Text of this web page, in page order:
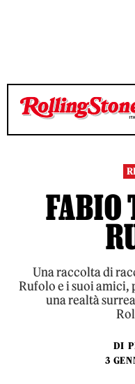
TEMPO DI LETTURA 6
TEMPO DI LETTURA 6
FABIO
Una raccolta di
Rufolo e i suoi amici,
una realtà
DI
3